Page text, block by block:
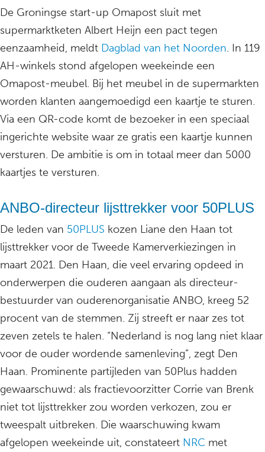
De Groningse start-up Omapost sluit met
supermarktketen Albert Heijn een pact tegen
eenzaamheid, meldt Dagblad van het Noorden. In 119
AH-winkels stond afgelopen weekeinde een
Omapost-meubel. Bij het meubel in de supermarkten
worden klanten aangemoedigd een kaartje te sturen.
Via een QR-code komt de bezoeker in een speciaal
ingerichte website waar ze gratis een kaartje kunnen
versturen. De ambitie is om in totaal meer dan 5000
kaartjes te versturen.
ANBO-directeur lijsttrekker voor 50PLUS
De leden van 50PLUS kozen Liane den Haan tot
lijsttrekker voor de Tweede Kamerverkiezingen in
maart 2021. Den Haan, die veel ervaring opdeed in
onderwerpen die ouderen aangaan als directeur-
bestuurder van ouderenorganisatie ANBO, kreeg 52
procent van de stemmen. Zij streeft er naar zes tot
zeven zetels te halen. “Nederland is nog lang niet klaar
voor de ouder wordende samenleving”, zegt Den
Haan. Prominente partijleden van 50Plus hadden
gewaarschuwd: als fractievoorzitter Corrie van Brenk
niet tot lijsttrekker zou worden verkozen, zou er
tweespalt uitbreken. Die waarschuwing kwam
afgelopen weekeinde uit, constateert NRC met